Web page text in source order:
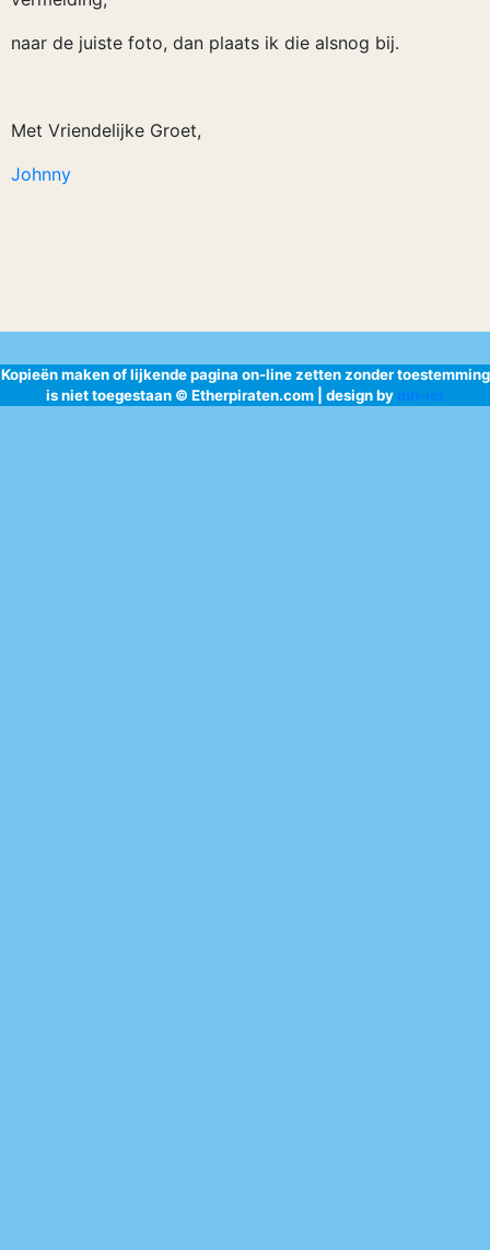
naar de juiste foto, dan plaats ik die alsnog bij.
Met Vriendelijke Groet,
Johnny
Kopieën maken of lijkende pagina on-line zetten zonder toestemming
is niet toegestaan © Etherpiraten.com | design by mn-ict